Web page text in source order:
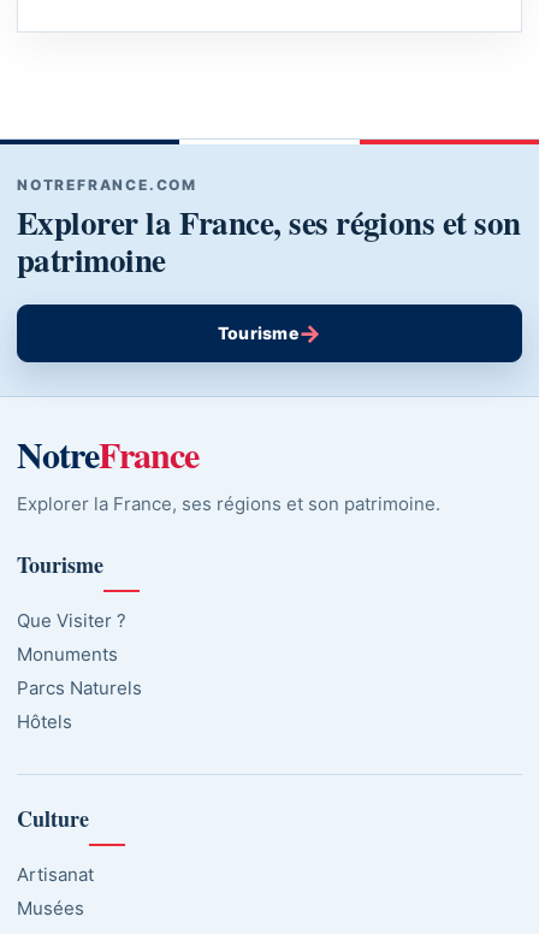
NOTREFRANCE.COM
Explorer la France, ses régions et son
patrimoine
Tourisme→
NotreFrance
Explorer la France, ses régions et son patrimoine.
Tourisme
Que Visiter ?
Monuments
Parcs Naturels
Hôtels
Culture
Artisanat
Musées